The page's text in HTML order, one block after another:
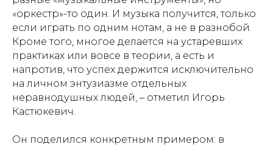
«оркестр»-то один. И музыка получится, только
если играть по одним нотам, а не в разнобой.
Кроме того, многое делается на устаревших
практиках или вовсе в теории, а есть и
напротив, что успех держится исключительно
на личном энтузиазме отдельных
неравнодушных людей, – отметил Игорь
Кастюкевич.
Он поделился конкретным примером: в